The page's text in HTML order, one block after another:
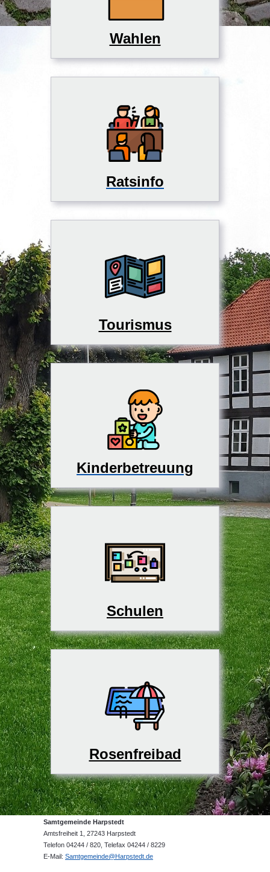
Wahlen
Ratsinfo
Tourismus
Kinderbetreuung
Schulen
Rosenfreibad
Samtgemeinde Harpstedt
Amtsfreiheit 1, 27243 Harpstedt
Telefon 04244 / 820, Telefax 04244 / 8229
E-Mail: Samtgemeinde@Harpstedt.de